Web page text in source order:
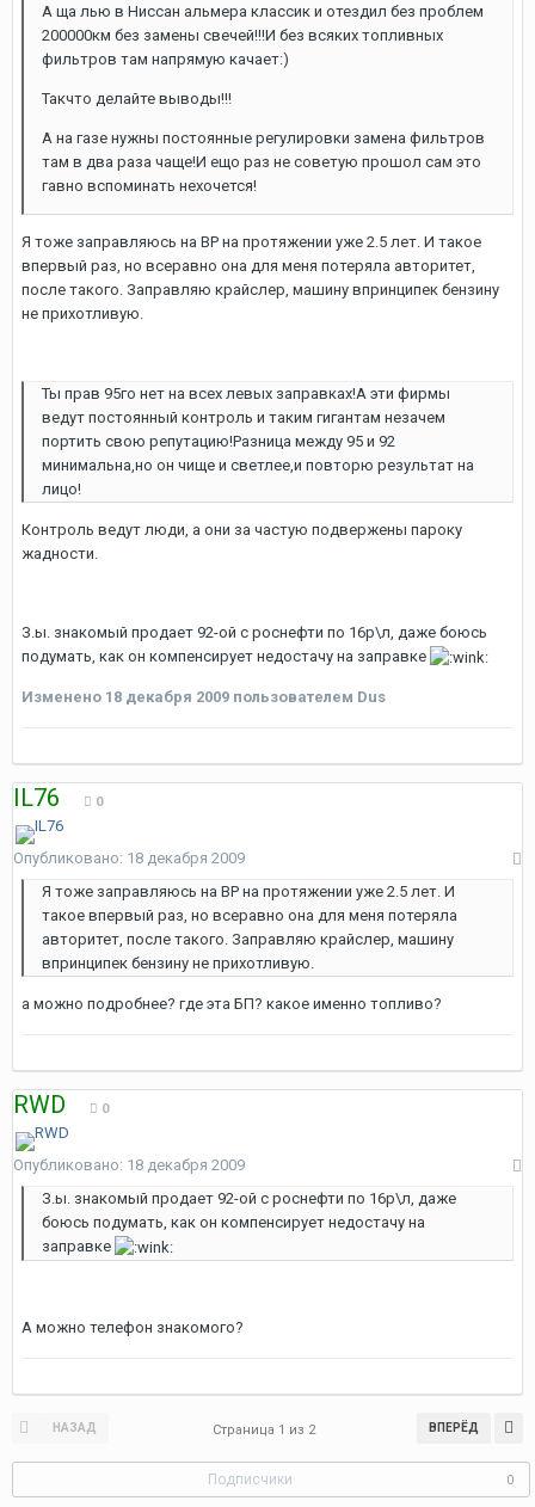
А ща лью в Ниссан альмера классик и отездил без проблем
200000км без замены свечей!!!И без всяких топливных
фильтров там напрямую качает:)
Такчто делайте выводы!!!
А на газе нужны постоянные регулировки замена фильтров
там в два раза чаще!И ещо раз не советую прошол сам это
гавно вспоминать нехочется!
Я тоже заправляюсь на BP на протяжении уже 2.5 лет. И такое
впервый раз, но всеравно она для меня потеряла авторитет,
после такого. Заправляю крайслер, машину впринципек бензину
не прихотливую.
Ты прав 95го нет на всех левых заправках!А эти фирмы
ведут постоянный контроль и таким гигантам незачем
портить свою репутацию!Разница между 95 и 92
минимальна,но он чище и светлее,и повторю результат на
лицо!
Контроль ведут люди, а они за частую подвержены пароку
жадности.
З.ы. знакомый продает 92-ой с роснефти по 16р\л, даже боюсь
подумать, как он компенсирует недостачу на заправке
Изменено 18 декабря 2009 пользователем Dus
IL76 0
Опубликовано: 18 декабря 2009
Я тоже заправляюсь на BP на протяжении уже 2.5 лет. И
такое впервый раз, но всеравно она для меня потеряла
авторитет, после такого. Заправляю крайслер, машину
впринципек бензину не прихотливую.
а можно подробнее? где эта БП? какое именно топливо?
RWD 0
Опубликовано: 18 декабря 2009
З.ы. знакомый продает 92-ой с роснефти по 16р\л, даже
боюсь подумать, как он компенсирует недостачу на
заправке
А можно телефон знакомого?
НАЗАД ВПЕРЁД
Страница 1 из 2
Подписчики 0